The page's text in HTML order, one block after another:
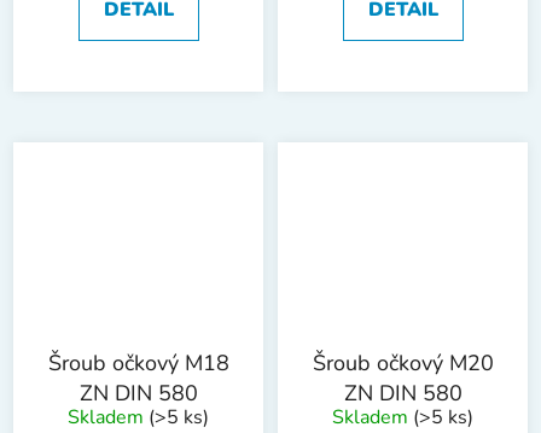
DETAIL DETAIL
Šroub očkový M18
ZN DIN 580
Skladem (>5 ks)
Šroub očkový M20
ZN DIN 580
Skladem (>5 ks)